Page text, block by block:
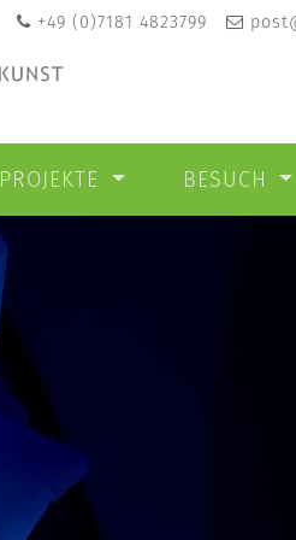
+49 (0)7181 4823799
PROJEKTE BESUCH